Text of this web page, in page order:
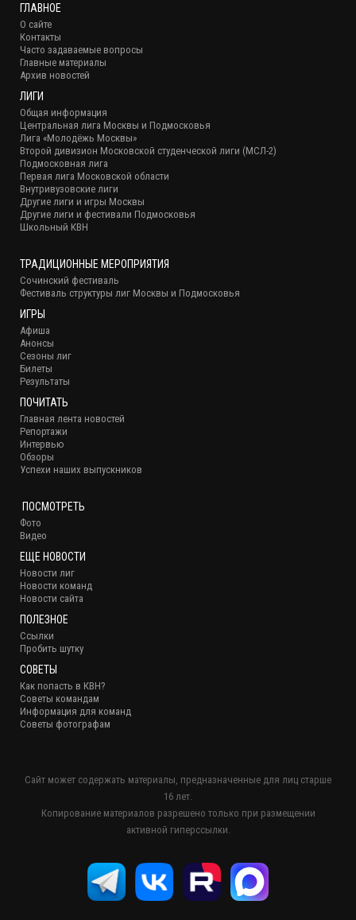
ГЛАВНОЕ
О сайте
Контакты
Часто задаваемые вопросы
Главные материалы
Архив новостей
ЛИГИ
Общая информация
Центральная лига Москвы и Подмосковья
Лига «Молодёжь Москвы»
Второй дивизион Московской студенческой лиги (МСЛ-2)
Подмосковная лига
Первая лига Московской области
Внутривузовские лиги
Другие лиги и игры Москвы
Другие лиги и фестивали Подмосковья
Школьный КВН
ТРАДИЦИОННЫЕ МЕРОПРИЯТИЯ
Сочинский фестиваль
Фестиваль структуры лиг Москвы и Подмосковья
ИГРЫ
Афиша
Анонсы
Сезоны лиг
Билеты
Результаты
ПОЧИТАТЬ
Главная лента новостей
Репортажи
Интервью
Обзоры
Успехи наших выпускников
ПОСМОТРЕТЬ
Фото
Видео
ЕЩЕ НОВОСТИ
Новости лиг
Новости команд
Новости сайта
ПОЛЕЗНОЕ
Ссылки
Пробить шутку
СОВЕТЫ
Как попасть в КВН?
Советы командам
Информация для команд
Советы фотографам
Сайт может содержать материалы, предназначенные для лиц старше
16 лет.
Копирование материалов разрешено только при размещении
активной гиперссылки.